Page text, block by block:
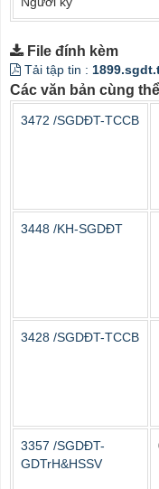
File đính kèm
Tải tập tin :
Các văn bản cùng
3472 /SGDĐT-TCCB
3448 /KH-SGDĐT
3428 /SGDĐT-TCCB
3357 /SGDĐT-
GDTrH&HSSV